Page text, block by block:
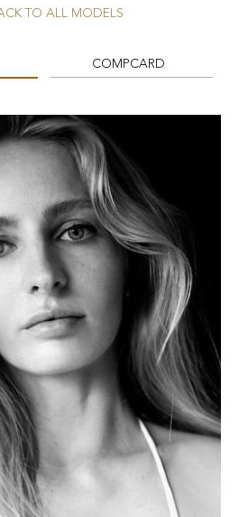
TO ALL MODELS
COMPCARD